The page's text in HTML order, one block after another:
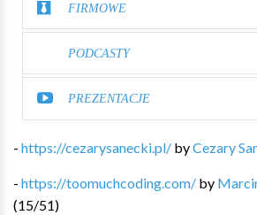
FIRMOWE
PODCASTY
PREZENTACJE
- https://cezarysanecki.pl/ byCezary
- https://toomuchcoding.com/ by
(15/51)